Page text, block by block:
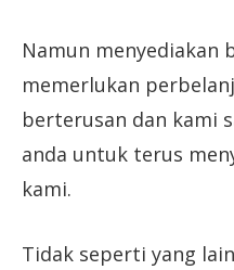
Namun menyediakan
memerlukan
berterusan dan kami
anda untuk terus
kami.
Tidak seperti yang